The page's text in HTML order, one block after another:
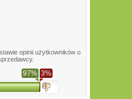
opinii użytkowników o
97% 3%